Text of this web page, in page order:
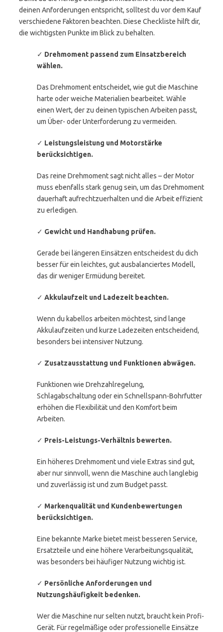
deinen Anforderungen entspricht, solltest du vor dem Kauf
verschiedene Faktoren beachten. Diese Checkliste hilft dir,
die wichtigsten Punkte im Blick zu behalten.
✓ Drehmoment passend zum Einsatzbereich
wählen.
Das Drehmoment entscheidet, wie gut die Maschine
harte oder weiche Materialien bearbeitet. Wähle
einen Wert, der zu deinen typischen Arbeiten passt,
um Über- oder Unterforderung zu vermeiden.
✓ Leistungsleistung und Motorstärke
berücksichtigen.
Das reine Drehmoment sagt nicht alles – der Motor
muss ebenfalls stark genug sein, um das Drehmoment
dauerhaft aufrechtzuerhalten und die Arbeit effizient
zu erledigen.
✓ Gewicht und Handhabung prüfen.
Gerade bei längeren Einsätzen entscheidest du dich
besser für ein leichtes, gut ausbalanciertes Modell,
das dir weniger Ermüdung bereitet.
✓ Akkulaufzeit und Ladezeit beachten.
Wenn du kabellos arbeiten möchtest, sind lange
Akkulaufzeiten und kurze Ladezeiten entscheidend,
besonders bei intensiver Nutzung.
✓ Zusatzausstattung und Funktionen abwägen.
Funktionen wie Drehzahlregelung,
Schlagabschaltung oder ein Schnellspann-Bohrfutter
erhöhen die Flexibilität und den Komfort beim
Arbeiten.
✓ Preis-Leistungs-Verhältnis bewerten.
Ein höheres Drehmoment und viele Extras sind gut,
aber nur sinnvoll, wenn die Maschine auch langlebig
und zuverlässig ist und zum Budget passt.
✓ Markenqualität und Kundenbewertungen
berücksichtigen.
Eine bekannte Marke bietet meist besseren Service,
Ersatzteile und eine höhere Verarbeitungsqualität,
was besonders bei häufiger Nutzung wichtig ist.
✓ Persönliche Anforderungen und
Nutzungshäufigkeit bedenken.
Wer die Maschine nur selten nutzt, braucht kein Profi-
Gerät. Für regelmäßige oder professionelle Einsätze